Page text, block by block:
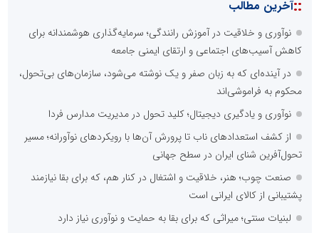
::آخرین مطالب
نوآوری و خلاقیت در آموزش رانندگی؛ سرمایه‌گذاری هوشمندانه برای
کاهش آسیب‌های اجتماعی و ارتقای ایمنی جامعه
در آینده‌ای که به زبان صفر و یک نوشته می‌شود، سازمان‌های بی‌تحول،
محکوم به فراموشی‌اند
نوآوری و یادگیری دیجیتال؛ کلید تحول در مدیریت مدارس فردا
از کشف استعدادهای ناب تا پرورش آن‌ها با رویکردهای نوآورانه؛ مسیر
تحول‌آفرین شنای ایران در سطح جهانی
صنعت چوب؛ هنر، خلاقیت و اشتغال در کنار هم، که برای بقا نیازمند
پشتیبانی از کالای ایرانی است
لبنیات سنتی؛ میراثی که برای بقا به حمایت و نوآوری نیاز دارد